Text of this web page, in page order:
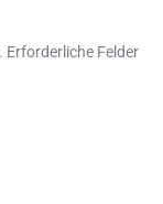
Erforderliche Felder